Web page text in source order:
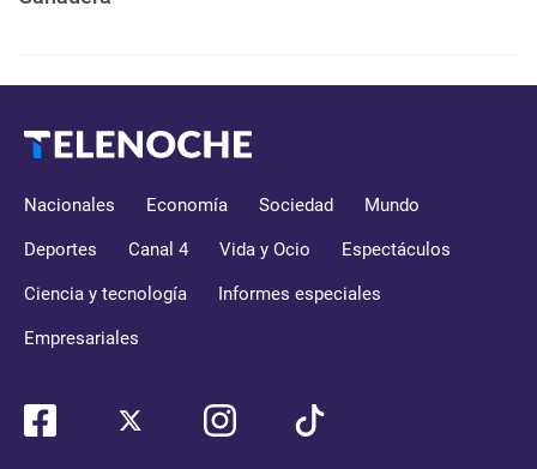
Nacionales Economía Sociedad Mundo
Deportes Canal 4 Vida y Ocio Espectáculos
Ciencia y tecnología Informes especiales
Empresariales